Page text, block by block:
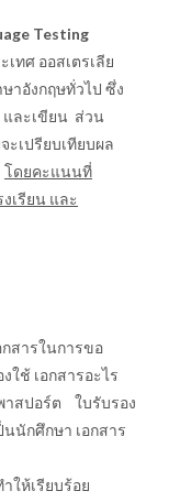
Testing
เทศ ออสเตรเลีย
าอังกฤษทั่วไป ซึ่ง
และเขียน ส่วน
ะเปรียบเทียบผล
โดยคะแนนที่
เรียน และ
กสารในการขอ
ใช้ เอกสารอะไร
าสปอร์ต ใบรับรอง
นนักศึกษา เอกสาร
ให้เรียบร้อย